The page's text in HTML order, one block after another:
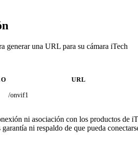
generar una URL para su cámara iTech
URL
/onvif1
ni asociación con los productos de
ni respaldo de que pueda